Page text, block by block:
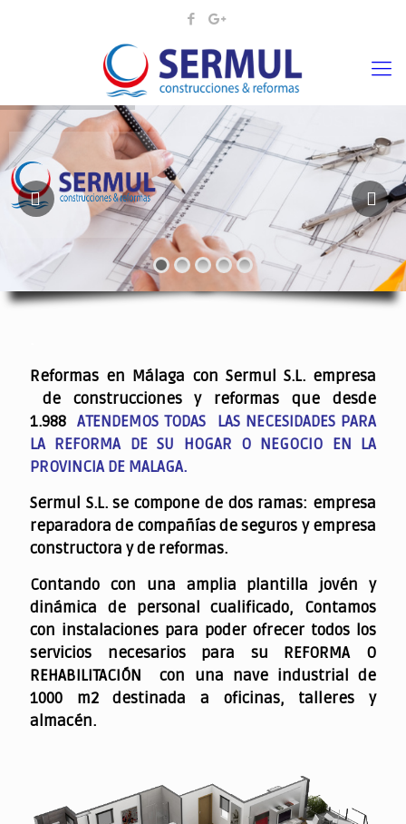
¡¡DAMOS VIDA A SUS
Reformas en Málaga con Sermul S.L. empresa
de construcciones y reformas que desde
1.988ATENDEMOS TODAS LAS NECESIDADES PARA
LA REFORMA DE SU HOGAR O NEGOCIO EN LA
PROVINCIA DE MALAGA.
Sermul S.L. se compone de dos ramas: empresa
reparadora de compañías de seguros y empresa
constructora y de reformas.
Contando con una amplia plantilla jovén y
dinámica de personal cualificado, Contamos
con instalaciones para poder ofrecer todos los
servicios necesarios para su REFORMA O
REHABILITACIÓN con una nave industrial de
1000 m2 destinada a oficinas, talleres y
almacén.